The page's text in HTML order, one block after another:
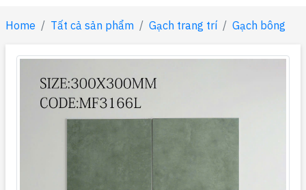
Home Tất cả sản phẩm Gạch trang trí Gạch bông